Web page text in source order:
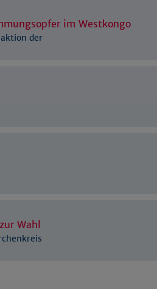
im Westkongo
der
Wahl
Impressum | Datenschutz